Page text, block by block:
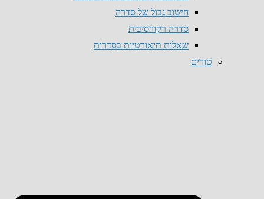
חישוב גבול של סדרה
סדרה רקורסיבית
שאלות תיאורטיות בסדרות
טורים